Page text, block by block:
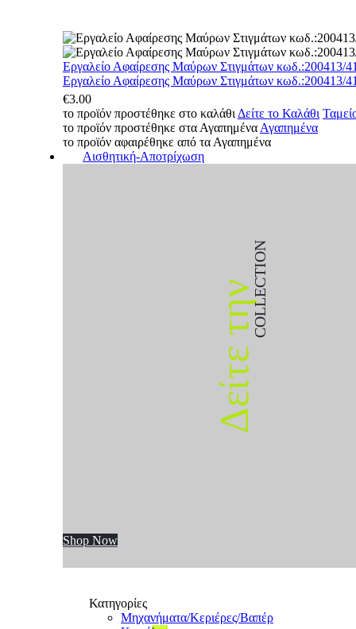
Εργαλείο Αφαίρεσης Μαύρων Στιγμάτων κωδ.:200413/
Εργαλείο Αφαίρεσης Μαύρων Στιγμάτων κωδ.:200413/
€3.00
το προϊόν προστέθηκε στο καλάθι Δείτε το Καλάθι
το προϊόν προστέθηκε στα Αγαπημένα Αγαπημένα
το προϊόν αφαιρέθηκε από τα Αγαπημένα
Αισθητική-Αποτρίχωση
Δείτε τηνCOLLECTION
Shop Now
Κατηγορίες
Μηχανήματα/Κεριέρες/Βαπέρ